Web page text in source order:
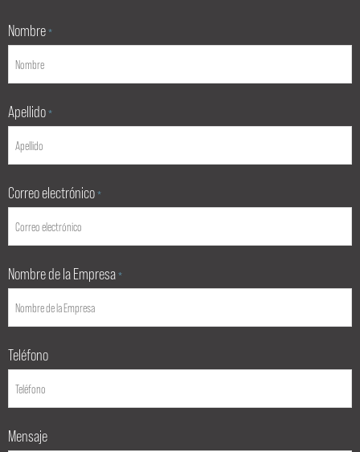
Nombre *
Apellido *
Correo electrónico *
Nombre de la Empresa *
Teléfono
Mensaje